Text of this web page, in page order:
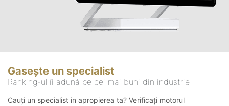
Gasește un specialist
Ranking-ul îi adună pe cei mai buni din industrie
Cauți un specialist in apropierea ta? Verificați motorul